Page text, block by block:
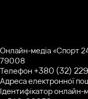
Онлайн-медіа «Спорт
79008
Телефон +380 (32)
Адреса електронної
Ідентифікатор онлайн-